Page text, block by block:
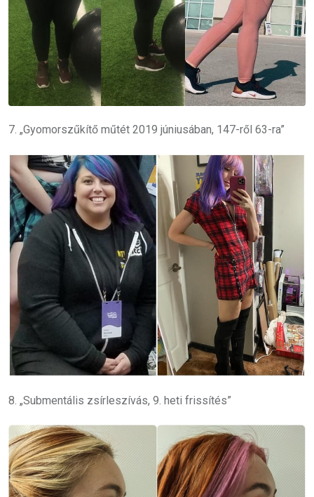
7. „Gyomorszűkítő műtét 2019 júniusában, 147-ről 63-ra”
8. „Submentális zsírleszívás, 9. heti frissítés”